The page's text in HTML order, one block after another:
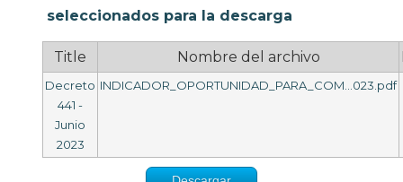
seleccionados para la descarga
Title Nombre del archivo
Decreto
441 -
Junio
2023
INDICADOR_OPORTUNIDAD_PARA_COM...023.pdf